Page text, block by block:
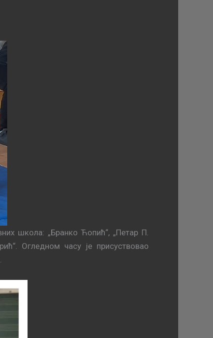
школа: „Бранко Ћопић“, „Петар П.
Огледном часу је присуствовао